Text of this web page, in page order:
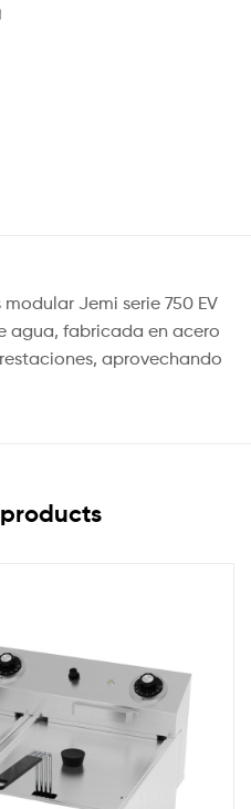
Email
Jemi serie 750 EV
agua, fabricada en acero
aprovechando